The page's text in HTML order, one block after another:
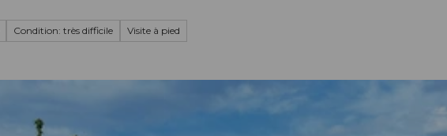
Condition: très difficile Visite à pied